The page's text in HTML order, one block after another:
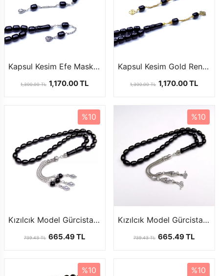
Kapsul Kesim Efe Maskot Model Gürcistan Oltu Tesbih
1,300.00 TL 1,170.00 TL
Kapsul Kesim Gold Renk Tasarım Efe Maskot Model Gürcistan Oltu Tesbih
1,300.00 TL 1,170.00 TL
%10
Kızılcık Model Gürcistan Oltutaşı Tesbihi
739.43 TL 665.49 TL
%10
Kızılcık Model Gürcistan Oltutaşı Tesbihi
739.43 TL 665.49 TL
%10 %10